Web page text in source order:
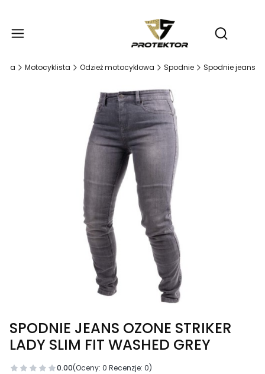
Otwórz
Motocyklista Odzież motocyklowa Spodnie Spodnie jeans
SPODNIE JEANS OZONE STRIKER
LADY SLIM FIT WASHED GREY
0.00(Oceny: 0 Recenzje: 0)